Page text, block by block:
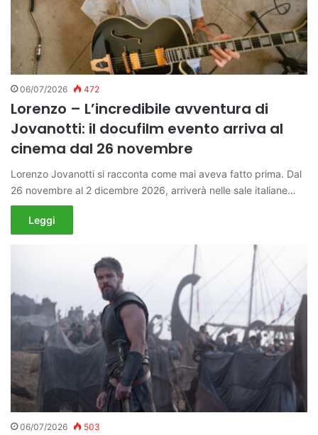
06/07/2026 472
Lorenzo – L’incredibile avventura di
Jovanotti: il docufilm evento arriva al
cinema dal 26 novembre
Lorenzo Jovanotti si racconta come mai aveva fatto prima. Dal
26 novembre al 2 dicembre 2026, arriverà nelle sale italiane…
Leggi
06/07/2026 503